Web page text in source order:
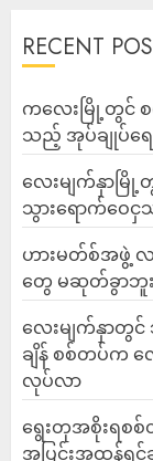
RECENT
ကလေးမြို့တွင် စ
သည့် အုပ်ချုပ်ရေး
လေးမျက်နှာမ
သွားရောက်ဝေငှ
ဟားမတ်စ်အဖွဲ့
တွေ မဆုတ်ခွာဘူး
လေးမျက်နှာတွ
ချိန် စစ်တပ်က
လုပ်လာ
ရွေးတုအစိုးရစစ်
အပြင်းအထန်ရ